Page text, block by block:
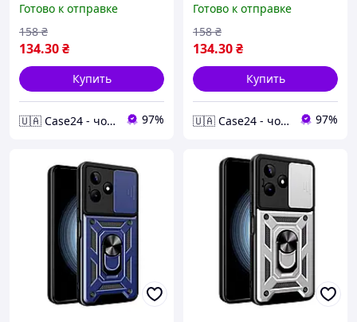
прозрачный
Готово к отправке
134.30₴
158 ₴
Купить
🇺🇦 Case24 - чохли та аксесуари для смартфонів та планшетів 97%
прозрачный
Готово к отправке
134.30₴
158 ₴
Купить
🇺🇦 Case24 - чохли та аксесуари для смартфонів та планшетів 97%